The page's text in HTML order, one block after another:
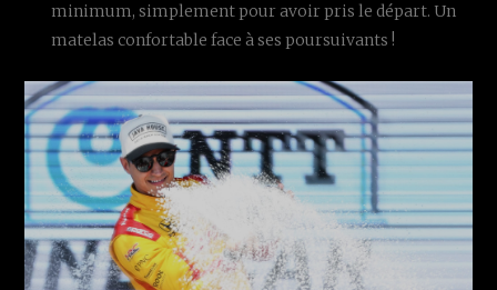
minimum, simplement pour avoir pris le départ. Un
matelas confortable face à ses poursuivants !